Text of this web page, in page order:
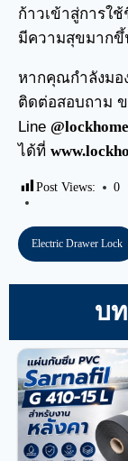
ก้าวเข้าสู่การใ
มีความสุขมากขึ้
หากคุณกำลังมอ
ติดต่อสอบถาม
Line @lockhome
ได้ที่
Post Views: 0
Electric Drawer Lock
บ